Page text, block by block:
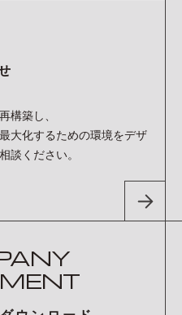
構築し、
大化するための環境をデザ
談ください。